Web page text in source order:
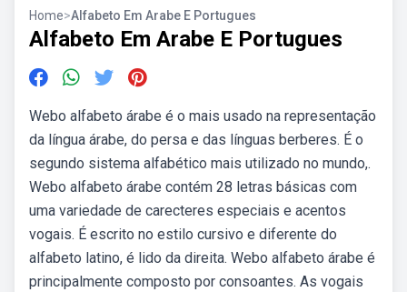
Home>Alfabeto Em Arabe E Portugues
Alfabeto Em Arabe E Portugues
Webo alfabeto árabe é o mais usado na representação
da língua árabe, do persa e das línguas berberes. É o
segundo sistema alfabético mais utilizado no mundo,.
Webo alfabeto árabe contém 28 letras básicas com
uma variedade de carecteres especiais e acentos
vogais. É escrito no estilo cursivo e diferente do
alfabeto latino, é lido da direita. Webo alfabeto árabe é
principalmente composto por consoantes. As vogais